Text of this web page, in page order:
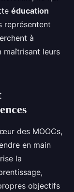
éducation
représentent
à
maîtrisant leurs
des MOOCs,
en main
la
objectifs